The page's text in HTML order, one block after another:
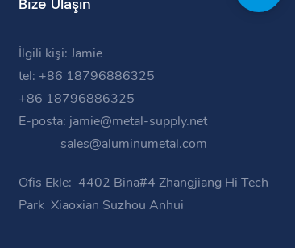
İlgili kişi: Jamie
tel: +86 18796886325
+86 18796886325
E-posta: jamie@metal-supply.net
sales@aluminumetal.com
Ofis Ekle: 4402 Bina#4 Zhangjiang Hi Tech
Park Xiaoxian Suzhou Anhui